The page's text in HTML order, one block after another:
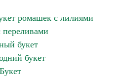
ромашек с лилиями
переливами
букет
букет
Букет